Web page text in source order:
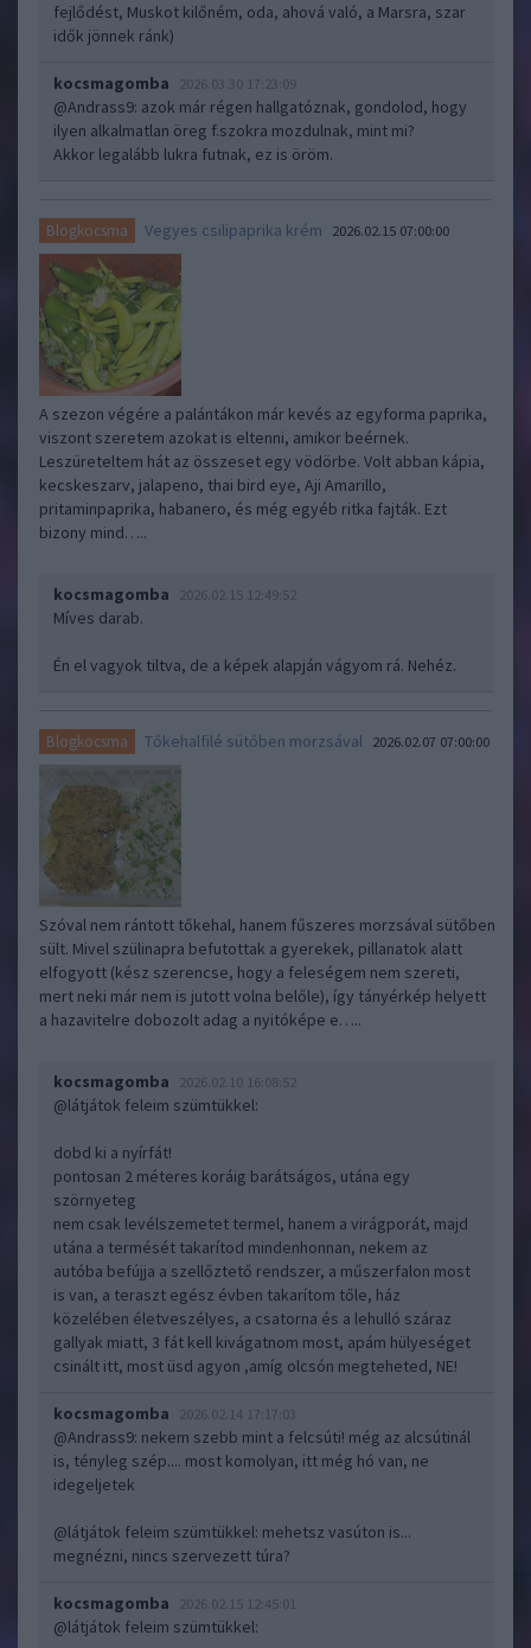
fejlődést, Muskot kilőném, oda, ahová való, a Marsra, szar
idők jönnek ránk)
kocsmagomba 2026.03.30 17:23:09
@Andrass9: azok már régen hallgatóznak, gondolod, hogy
ilyen alkalmatlan öreg f.szokra mozdulnak, mint mi?
Akkor legalább lukra futnak, ez is öröm.
Blogkocsma Vegyes csilipaprika krém 2026.02.15 07:00:00
A szezon végére a palántákon már kevés az egyforma paprika,
viszont szeretem azokat is eltenni, amikor beérnek.
Leszüreteltem hát az összeset egy vödörbe. Volt abban kápia,
kecskeszarv, jalapeno, thai bird eye, Aji Amarillo,
pritaminpaprika, habanero, és még egyéb ritka fajták. Ezt
bizony mind…..
kocsmagomba 2026.02.15 12:49:52
Míves darab.
Én el vagyok tiltva, de a képek alapján vágyom rá. Nehéz.
Blogkocsma Tőkehalfilé sütőben morzsával 2026.02.07 07:00:00
Szóval nem rántott tőkehal, hanem fűszeres morzsával sütőben
sült. Mivel szülinapra befutottak a gyerekek, pillanatok alatt
elfogyott (kész szerencse, hogy a feleségem nem szereti,
mert neki már nem is jutott volna belőle), így tányérkép helyett
a hazavitelre dobozolt adag a nyitóképe e…..
kocsmagomba 2026.02.10 16:08:52
@látjátok feleim szümtükkel:
dobd ki a nyírfát!
pontosan 2 méteres koráig barátságos, utána egy
szörnyeteg
nem csak levélszemetet termel, hanem a virágporát, majd
utána a termését takarítod mindenhonnan, nekem az
autóba befújja a szellőztető rendszer, a műszerfalon most
is van, a teraszt egész évben takarítom tőle, ház
közelében életveszélyes, a csatorna és a lehulló száraz
gallyak miatt, 3 fát kell kivágatnom most, apám hülyeséget
csinált itt, most üsd agyon ,amíg olcsón megteheted, NE!
kocsmagomba 2026.02.14 17:17:03
@Andrass9: nekem szebb mint a felcsúti! még az alcsútinál
is, tényleg szép.... most komolyan, itt még hó van, ne
idegeljetek
@látjátok feleim szümtükkel: mehetsz vasúton is...
megnézni, nincs szervezett túra?
kocsmagomba 2026.02.15 12:45:01
@látjátok feleim szümtükkel: